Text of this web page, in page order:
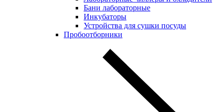
Бани лабораторные
Инкубаторы
Устройства для сушки посуды
Пробоотборники